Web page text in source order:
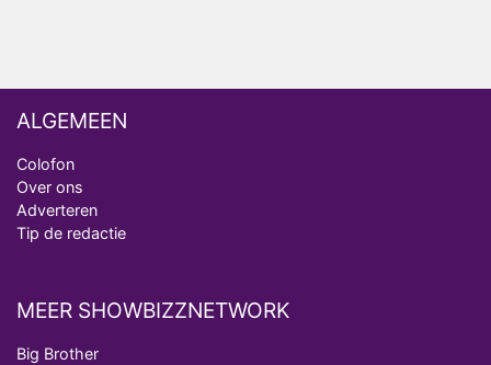
ALGEMEEN
Colofon
Over ons
Adverteren
Tip de redactie
MEER SHOWBIZZNETWORK
Big Brother